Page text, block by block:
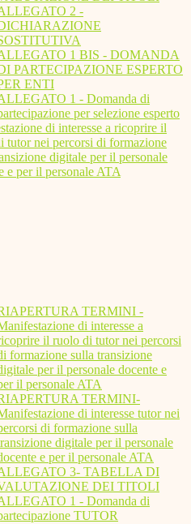
2 -
1 BIS - DOMANDA
PARTECIPAZIONE ESPERTO
ENTI
1 - Domanda di
per selezione esperto
di interesse a ricoprire il
tutor nei percorsi di formazione
digitale per il personale
e per il personale ATA
TERMINI -
di interesse a
il ruolo di tutor nei percorsi
formazione sulla transizione
per il personale docente e
il personale ATA
TERMINI-
di interesse tutor nei
di formazione sulla
digitale per il personale
e per il personale ATA
3- TABELLA DI
DEI TITOLI
1 - Domanda di
TUTOR